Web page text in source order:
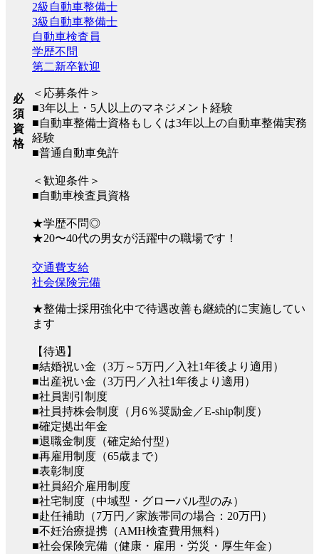
必
須
資
格
2級自動車整備士
3級自動車整備士
自動車検査員
学歴不問
第二新卒歓迎
＜応募条件＞
■3年以上・5人以上のマネジメント経験
■自動車整備士資格もしくは3年以上の自動車整備実務
経験
■普通自動車免許
＜歓迎条件＞
■自動車検査員資格
★学歴不問◎
★20〜40代の男女が活躍中の職場です！
交通費支給
社会保険完備
★整備士採用強化中で待遇改善も継続的に実施してい
ます
【待遇】
■結婚祝い金（3万～5万円／入社1年後より適用）
■出産祝い金（3万円／入社1年後より適用）
■社員割引制度
■社員持株会制度（月6％奨励金／E-ship制度）
■確定拠出年金
■退職金制度（確定給付型）
■再雇用制度（65歳まで）
■表彰制度
■社員紹介雇用制度
■社宅制度（中域型・グローバル型のみ）
■赴任補助（7万円／家族帯同の場合：20万円）
■不妊治療提携（AMH検査費用無料）
■社会保険完備（健康・雇用・労災・厚生年金）